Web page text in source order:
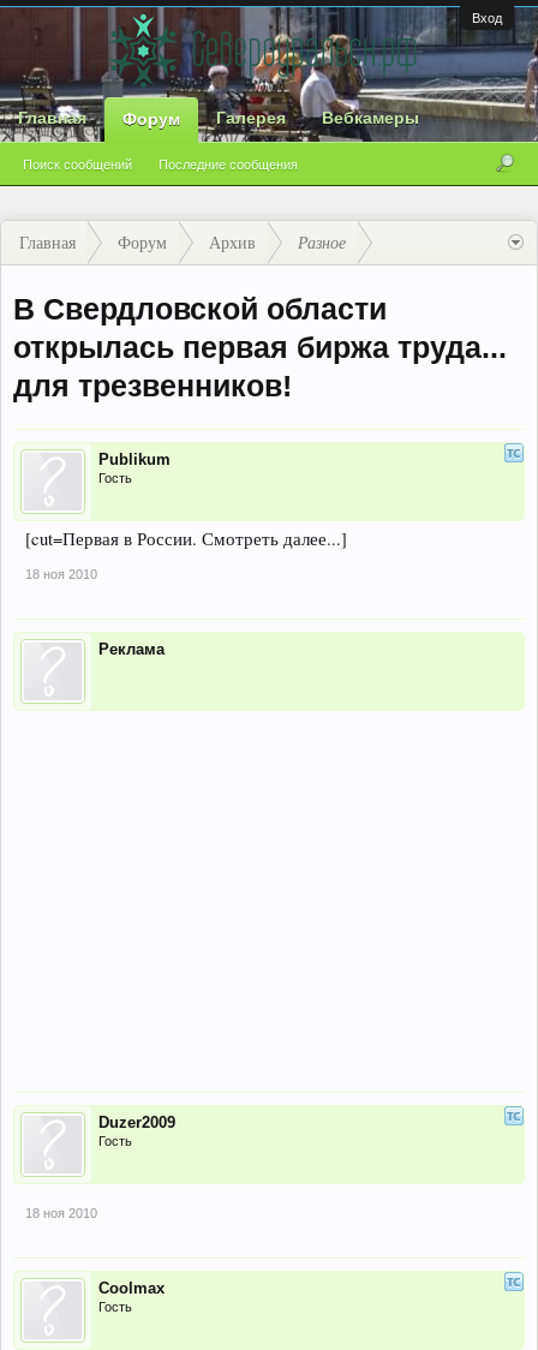
Вход
Главная Форум
Поиск сообщений Последние сообщения
Галерея Вебкамеры
Главная Форум Архив Разное
В Свердловской области
открылась первая биржа труда...
для трезвенников!
Publikum
Гость
[cut=Первая в России. Смотреть далее...]
18 ноя 2010
Реклама
Duzer2009
Гость
18 ноя 2010
Coolmax
Гость